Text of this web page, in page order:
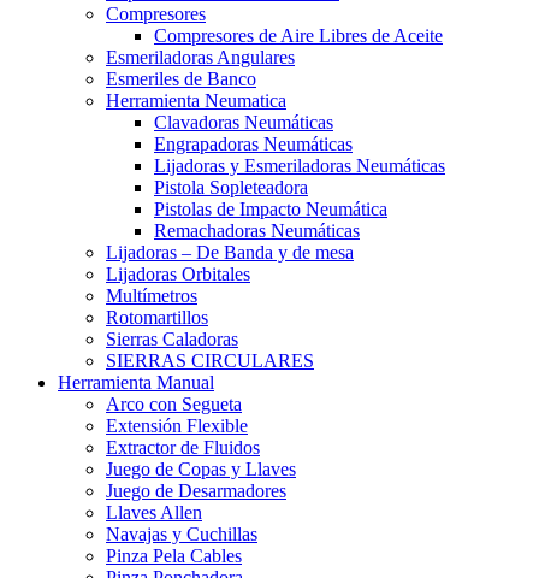
Compresores
Compresores de Aire Libres de Aceite
Esmeriladoras Angulares
Esmeriles de Banco
Herramienta Neumatica
Clavadoras Neumáticas
Engrapadoras Neumáticas
Lijadoras y Esmeriladoras Neumáticas
Pistola Sopleteadora
Pistolas de Impacto Neumática
Remachadoras Neumáticas
Lijadoras – De Banda y de mesa
Lijadoras Orbitales
Multímetros
Rotomartillos
Sierras Caladoras
SIERRAS CIRCULARES
Herramienta Manual
Arco con Segueta
Extensión Flexible
Extractor de Fluidos
Juego de Copas y Llaves
Juego de Desarmadores
Llaves Allen
Navajas y Cuchillas
Pinza Pela Cables